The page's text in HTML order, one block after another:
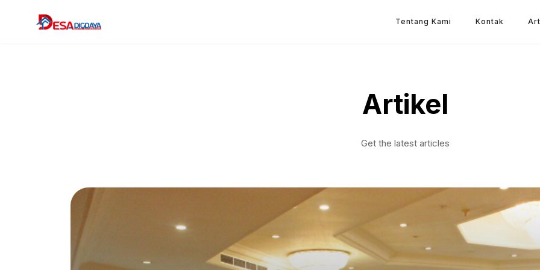
Tentang Kami Kontak
Artikel
Get the latest articles